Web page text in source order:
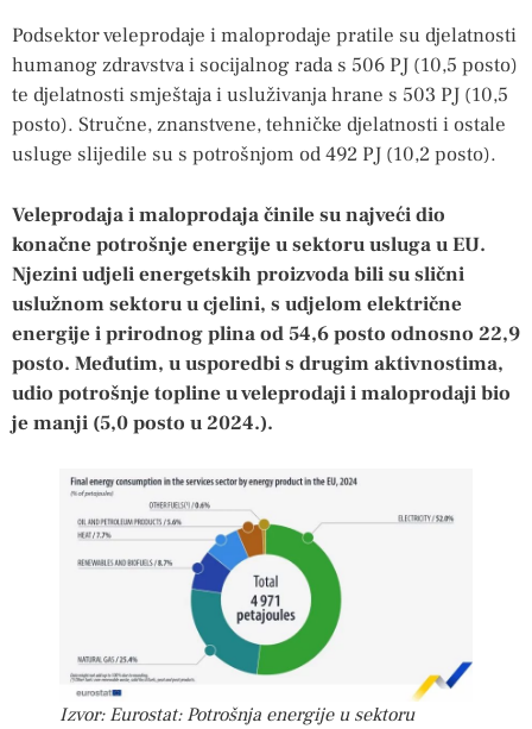
Podsektor veleprodaje i maloprodaje pratile su djelatnosti
humanog zdravstva i socijalnog rada s 506 PJ (10,5 posto)
te djelatnosti smještaja i usluživanja hrane s 503 PJ (10,5
posto). Stručne, znanstvene, tehničke djelatnosti i ostale
usluge slijedile su s potrošnjom od 492 PJ (10,2 posto).
Veleprodaja i maloprodaja činile su najveći dio
konačne potrošnje energije u sektoru usluga u EU.
Njezini udjeli energetskih proizvoda bili su slični
uslužnom sektoru u cjelini, s udjelom električne
energije i prirodnog plina od 54,6 posto odnosno 22,9
posto. Međutim, u usporedbi s drugim aktivnostima,
udio potrošnje topline u veleprodaji i maloprodaji bio
je manji (5,0 posto u 2024.).
Izvor: Eurostat: Potrošnja energije u sektoru